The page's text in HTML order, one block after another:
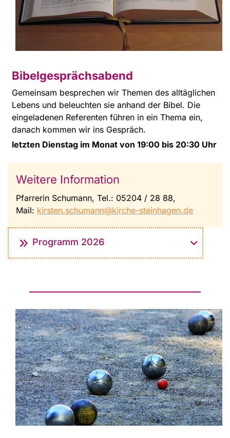
Bibelgesprächsabend
Gemeinsam besprechen wir Themen des alltäglichen
Lebens und beleuchten sie anhand der Bibel. Die
eingeladenen Referenten führen in ein Thema ein,
danach kommen wir ins Gespräch.
letzten Dienstag im Monat von 19:00 bis 20:30 Uhr
Weitere Information
Pfarrerin Schumann, Tel.: 05204 / 28 88,
Mail: kirsten.schumann@kirche-steinhagen.de
Programm 2026